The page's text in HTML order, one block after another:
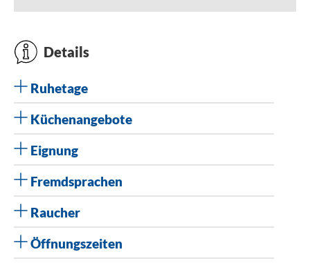
Details
Ruhetage
Küchenangebote
Eignung
Fremdsprachen
Raucher
Öffnungszeiten